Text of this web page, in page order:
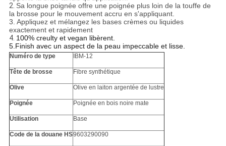
2. Sa longue poignée offre une poignée plus loin de la touffe de
la brosse pour le mouvement accru en s'appliquant.
3. Appliquez et mélangez les bases crèmes ou liquides
exactement et rapidement
4. 100% creulty et vegan libèrent.
5.Finish avec un aspect de la peau impeccable et lisse.
Numéro de type IBM-12
Tête de brosse Fibre synthétique
Olive Olive en laiton argentée de lustre
Poignée Poignée en bois noire mate
Utilisation Base
Code de la douane HS9603290090